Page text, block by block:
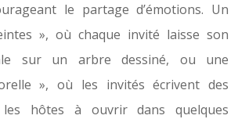
le partage d’émotions. Un
», où chaque invité laisse son
sur un arbre dessiné, ou une
», où les invités écrivent des
les hôtes à ouvrir dans quelques